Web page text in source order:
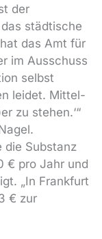
der
städtische
das Amt für
im Ausschuss
selbst
leidet. Mittel-
zu stehen.‘“
die Substanz
€ pro Jahr und
„In Frankfurt
€ zur